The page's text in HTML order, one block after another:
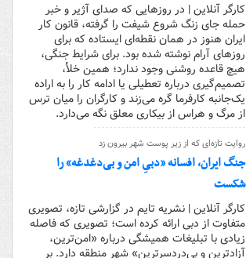
کارگر آنلاین | در روزهایی که صدای آژیر و خبر
حمله جای زنگ شروع شیفت را گرفته، قانون کار
ایران هنوز در همان نقطه‌ای ایستاده که برای
روزهای آرام نوشته شده بود. برای شرایط جنگی،
هیچ قاعده روشنی وجود ندارد؛ همین خلأ،
تصمیم‌گیری درباره تعطیلی یا ادامه کار را به اراده
یک‌جانبه کارفرما گره می‌زند و کارگران را میان ترس
از مرگ و هراس از بیکاری معلق نگه می‌دارد.
روایت تازه‌ای که از زیر پوست شهر بیرون زد
جنگ ایران، افسانه «دبیِ امن و بی‌دغدغه» را
شکست
کارگر آنلاین | نشریه تایم در گزارشی تازه، تصویری
متفاوت از دبی ارائه کرده است؛ تصویری که فاصله
زیادی با تبلیغات همیشگی درباره «امن‌ترین،
آزادترین و بی‌دردسرترین» شهر منطقه دارد. بر